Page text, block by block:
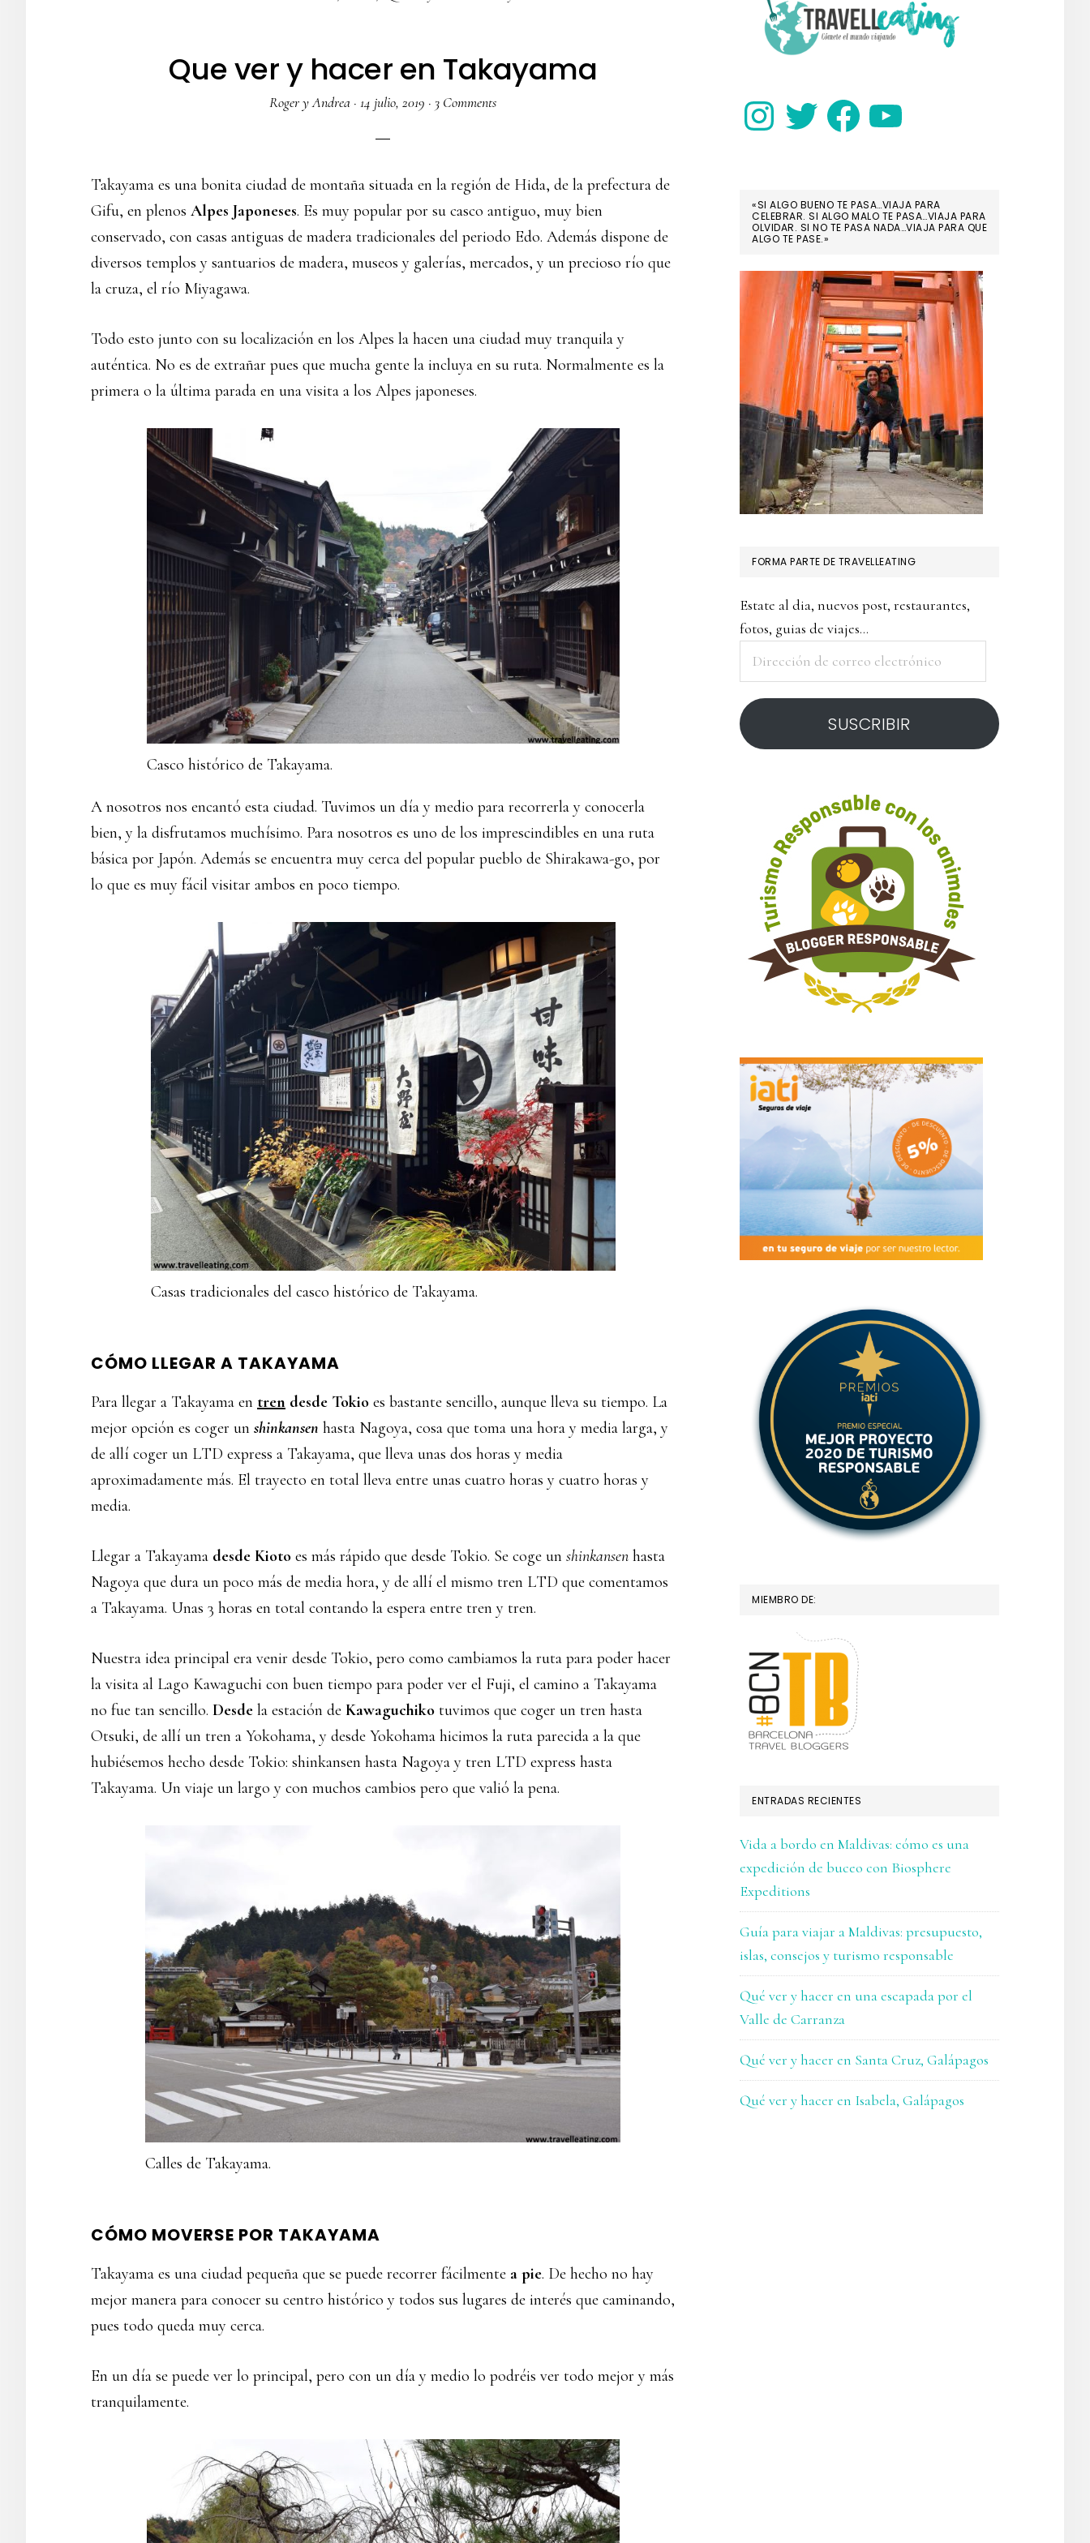
Que ver y hacer en Takayama
Roger y Andrea · 14 julio, 2019 · 3 Comments
Takayama es una bonita ciudad de montaña situada en la región de Hida, de la prefectura de
Gifu, en plenos Alpes Japoneses. Es muy popular por su casco antiguo, muy bien
conservado, con casas antiguas de madera tradicionales del periodo Edo. Además dispone de
diversos templos y santuarios de madera, museos y galerías, mercados, y un precioso río que
la cruza, el río Miyagawa.
Todo esto junto con su localización en los Alpes la hacen una ciudad muy tranquila y
auténtica. No es de extrañar pues que mucha gente la incluya en su ruta. Normalmente es la
primera o la última parada en una visita a los Alpes japoneses.
Casco histórico de Takayama.
A nosotros nos encantó esta ciudad. Tuvimos un día y medio para recorrerla y conocerla
bien, y la disfrutamos muchísimo. Para nosotros es uno de los imprescindibles en una ruta
básica por Japón. Además se encuentra muy cerca del popular pueblo de Shirakawa-go, por
lo que es muy fácil visitar ambos en poco tiempo.
Casas tradicionales del casco histórico de Takayama.
CÓMO LLEGAR A TAKAYAMA
Para llegar a Takayama en tren desde Tokio es bastante sencillo, aunque lleva su tiempo. La
mejor opción es coger un shinkansen hasta Nagoya, cosa que toma una hora y media larga, y
de allí coger un LTD express a Takayama, que lleva unas dos horas y media
aproximadamente más. El trayecto en total lleva entre unas cuatro horas y cuatro horas y
media.
Llegar a Takayama desde Kioto es más rápido que desde Tokio. Se coge un shinkansen hasta
Nagoya que dura un poco más de media hora, y de allí el mismo tren LTD que comentamos
a Takayama. Unas 3 horas en total contando la espera entre tren y tren.
Nuestra idea principal era venir desde Tokio, pero como cambiamos la ruta para poder hacer
la visita al Lago Kawaguchi con buen tiempo para poder ver el Fuji, el camino a Takayama
no fue tan sencillo. Desde la estación de Kawaguchiko tuvimos que coger un tren hasta
Otsuki, de allí un tren a Yokohama, y desde Yokohama hicimos la ruta parecida a la que
hubiésemos hecho desde Tokio: shinkansen hasta Nagoya y tren LTD express hasta
Takayama. Un viaje un largo y con muchos cambios pero que valió la pena.
Calles de Takayama.
CÓMO MOVERSE POR TAKAYAMA
Takayama es una ciudad pequeña que se puede recorrer fácilmente a pie. De hecho no hay
mejor manera para conocer su centro histórico y todos sus lugares de interés que caminando,
pues todo queda muy cerca.
En un día se puede ver lo principal, pero con un día y medio lo podréis ver todo mejor y más
tranquilamente.
SIDEBAR
InstagramTwitter FacebookYouTube
«SI ALGO BUENO TE PASA…VIAJA PARA
CELEBRAR. SI ALGO MALO TE PASA…VIAJA PARA
OLVIDAR. SI NO TE PASA NADA…VIAJA PARA QUE
ALGO TE PASE.»
FORMA PARTE DE TRAVELLEATING
Estate al dia, nuevos post, restaurantes,
fotos, guias de viajes...
correo
electrónico
SUSCRIBIR
MIEMBRO DE:
ENTRADAS RECIENTES
Vida a bordo en Maldivas: cómo es una
expedición de buceo con Biosphere
Expeditions
Guía para viajar a Maldivas: presupuesto,
islas, consejos y turismo responsable
Qué ver y hacer en una escapada por el
Valle de Carranza
Qué ver y hacer en Santa Cruz, Galápagos
Qué ver y hacer en Isabela, Galápagos